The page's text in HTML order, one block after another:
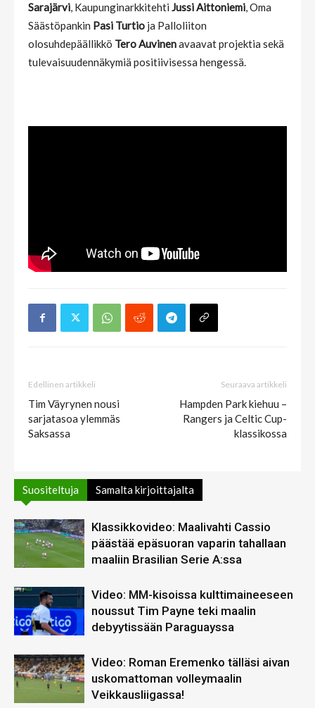
Sarajärvi, Kaupunginarkkitehti Jussi Aittoniemi, Oma
Säästöpankin Pasi Turtio ja Palloliiton
olosuhdepäällikkö Tero Auvinenavaavat projektia sekä
tulevaisuudennäkymiä positiivisessa hengessä.
Edellinen artikkeli
Tim Väyrynen nousi
sarjatasoa ylemmäs
Saksassa
Seuraava artikkeli
Hampden Park kiehuu –
Rangers ja Celtic Cup-
klassikossa
Suositeltuja Samalta kirjoittajalta
Klassikkovideo: Maalivahti Cassio
päästää epäsuoran vaparin tahallaan
maaliin Brasilian Serie A:ssa
Video: MM-kisoissa kulttimaineeseen
noussut Tim Payne teki maalin
debyytissään Paraguayssa
Video: Roman Eremenko tälläsi aivan
uskomattoman volleymaalin
Veikkausliigassa!